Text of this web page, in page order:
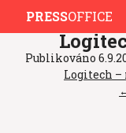
PRESSOFFICE
Publikováno
Logitech –